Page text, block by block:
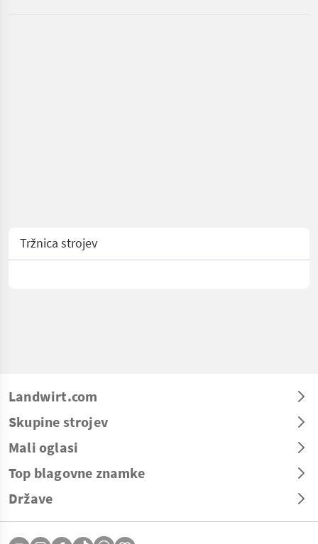
Tržnica strojev
Landwirt.com
Skupine strojev
Mali oglasi
Top blagovne znamke
Države